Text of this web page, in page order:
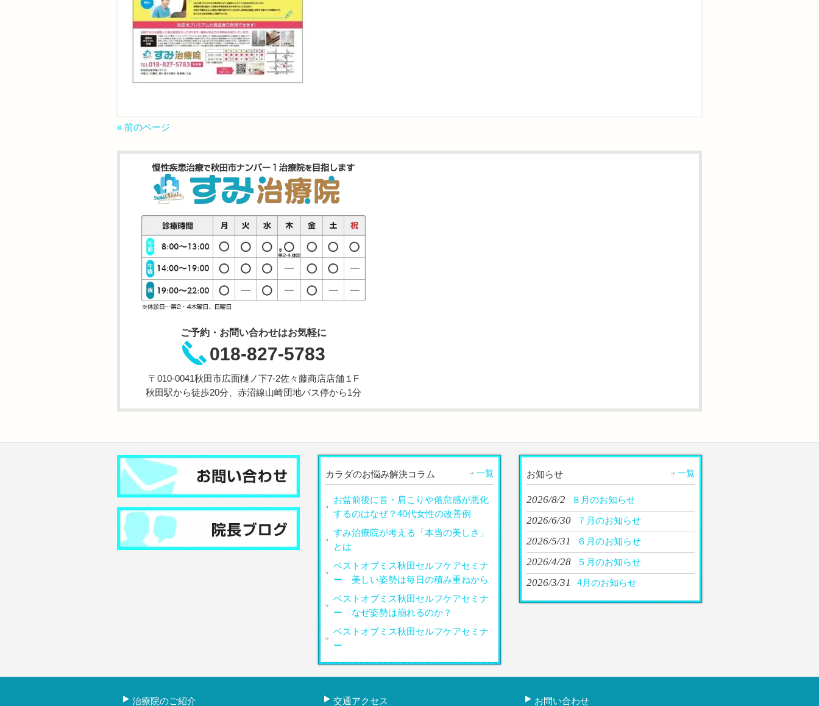
« 前のページ
ご予約・お問い合わせはお気軽に
018-827-5783
〒010-0041秋田市広面樋ノ下7-2佐々藤商店店舗１F
秋田駅から徒歩20分、赤沼線山崎団地バス停から1分
カラダのお悩み解決コラム 一覧
お盆前後に首・肩こりや倦怠感が悪化
するのはなぜ？40代女性の改善例
すみ治療院が考える「本当の美しさ」
とは
ベストオブミス秋田セルフケアセミナ
ー 美しい姿勢は毎日の積み重ねから
ベストオブミス秋田セルフケアセミナ
ー なぜ姿勢は崩れるのか？
ベストオブミス秋田セルフケアセミナ
ー
お知らせ 一覧
2026/8/2 ８月のお知らせ
2026/6/30 ７月のお知らせ
2026/5/31 ６月のお知らせ
2026/4/28 ５月のお知らせ
2026/3/31 4月のお知らせ
治療院のご紹介 交通アクセス お問い合わせ